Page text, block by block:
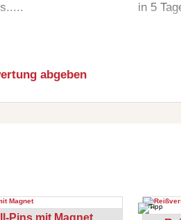
bestellt. Sehr
in 5
abgeben